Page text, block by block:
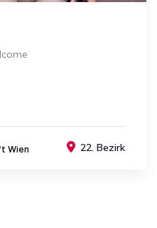
Wien 22. Bezirk